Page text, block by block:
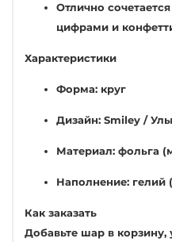
Отлично
цифрами и
Характеристики
Форма: круг
Дизайн: Smiley /
Материал: фольга
Наполнение: гелий
Как заказать
Добавьте шар в корзину,